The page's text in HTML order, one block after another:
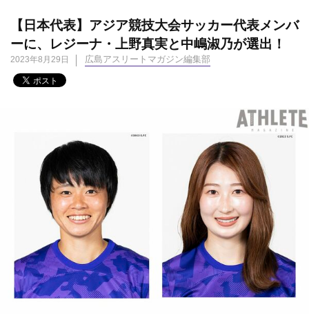
【日本代表】アジア競技大会サッカー代表メンバ
ーに、レジーナ・上野真実と中嶋淑乃が選出！
2023年8月29日 広島アスリートマガジン編集部